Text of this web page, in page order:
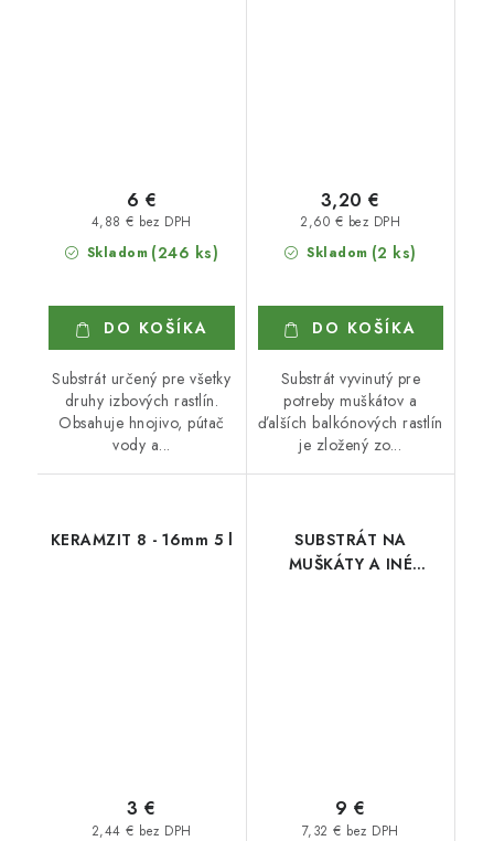
Skladom (246 ks)
4,88 € bez DPH
6 €
DO KOŠÍKA
Substrát určený pre všetky
druhy izbových rastlín.
Obsahuje hnojivo, pútač
vody a...
Skladom (2 ks)
2,60 € bez DPH
3,20 €
DO KOŠÍKA
Substrát vyvinutý pre
potreby muškátov a
ďalších balkónových rastlín
je zložený zo...
KERAMZIT 8 - 16mm 5 l
2,44 € bez DPH
3 €
SUBSTRÁT NA
MUŠKÁTY A INÉ
7,32 € bez DPH
9 €